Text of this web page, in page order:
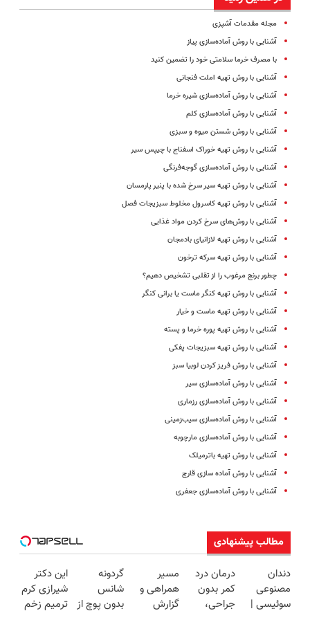
مجله مقدمات آشپزی
آشنایی با روش آماده‌سازی پیاز
با مصرف خرما سلامتی خود را تضمین کنید
آشنایی با روش تهیه املت فنجانی
آشنایی با روش آماده‌سازی شیره خرما
آشنایی با روش آماده‌سازی کلم
آشنایی با روش شستن میوه‌ و سبزی
آشنایی با روش تهیه خوراک اسفناج با چیپس سیر
آشنایی با روش آماده‌سازی گوجه‌فرنگی
آشنایی با روش تهیه سیر سرخ شده با پنیر پارمسان
آشنایی با روش تهیه کاسرول مخلوط سبزیجات فصل
آشنایی با روش‌های سرخ کردن مواد غذایی
آشنایی با روش تهیه لازانیای بادمجان
آشنایی با روش تهیه سرکه ترخون
چطور برنج مرغوب را از تقلبی تشخیص دهیم؟
آشنایی با روش تهیه کنگر ماست یا برانی کنگر
آشنایی با روش تهیه ماست و خیار
آشنایی با روش تهیه پوره خرما و پسته
آشنایی با روش تهیه سبزیجات پفکی
آشنایی با روش فریز کردن لوبیا سبز
آشنایی با روش آماده‌سازی سیر
آشنایی با روش آماده‌سازی رزماری
آشنایی با روش آماده‌سازی سیب‌زمینی
آشنایی با روش آماده‌سازی مارچوبه
آشنایی با روش تهیه باترمیلک
آشنایی با روش آماده سازی قارچ
آشنایی با روش آماده‌سازی جعفری
مطالب پیشنهادی
دندان
مصنوعی
سوئیسی |
درمان درد
کمر بدون
جراحی،
مسیر
همراهی و
گزارش
گردونه
شانس
بدون پوچ از
این دکتر
شیرازی کرم
ترمیم زخم